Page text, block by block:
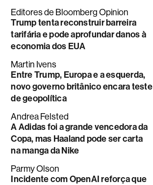
Editores de Bloomberg Opinion
Trump tenta reconstruir barreira
tarifária e pode aprofundar danos à
economia dos EUA
Martin Ivens
Entre Trump, Europa e a esquerda,
novo governo britânico encara teste
de geopolítica
Andrea Felsted
A Adidas foi a grande vencedora da
Copa, mas Haaland pode ser carta
na manga da Nike
Parmy Olson
Incidente com OpenAI reforça que